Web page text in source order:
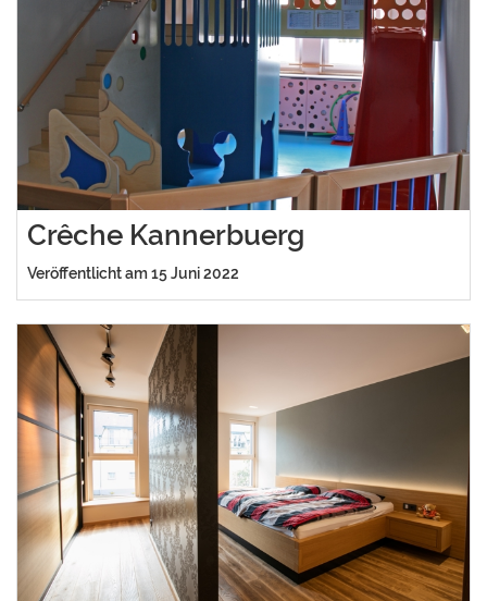
Crêche Kannerbuerg
Veröffentlicht am 15 Juni 2022